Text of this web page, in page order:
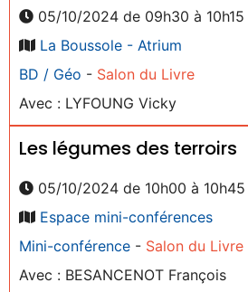
05/10/2024 de 09h30 à 10h15
La Boussole - Atrium
BD / Géo - Salon du Livre
Avec : LYFOUNG Vicky
Les légumes des terroirs
05/10/2024 de 10h00 à 10h45
Espace mini-conférences
Mini-conférence - Salon du Livre
Avec : BESANCENOT François